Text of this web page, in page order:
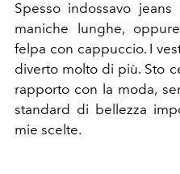
Spesso indossavo
maniche lunghe,
felpa con cappuccio. I
diverto molto di più. Sto
rapporto con la moda,
standard di bellezza
mie scelte.